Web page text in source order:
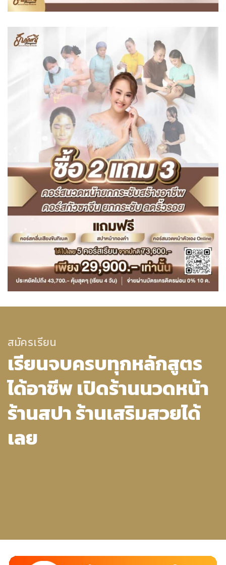
สมัครเรียน
เรียนจบครบทุกหลักสูตร
ได้อาชีพ เปิดร้านนวดหน้า
ร้านสปา ร้านเสริมสวยได้
เลย